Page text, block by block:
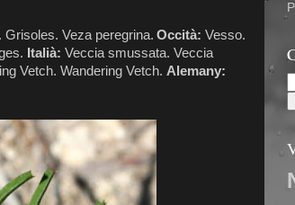
Grisoles. Veza peregrina. Occità: Vesso.
Italià: Veccia smussata. Veccia
Vetch. Wandering Vetch. Alemany: